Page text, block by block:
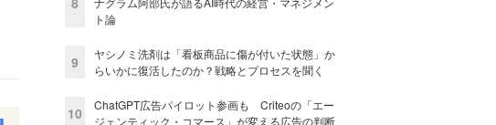
ト論
9
ヤシノミ洗剤は「看板商品に傷が付いた状態」か
らいかに復活したのか？戦略とプロセスを聞く
10
ChatGPT広告パイロット参画も Criteoの「エー
ジェンティック・コマース」が変える広告の判断